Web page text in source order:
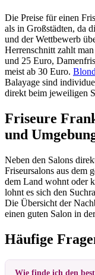
Die Preise für einen
als in Großstädten, da
und der Wettbewerb
Herrenschnitt zahlt
und 25 Euro,
meist ab 30 Euro.
Balayage sind
direkt beim jeweiligen
Friseure
und
Neben den Salons
Friseursalons aus dem
dem Land wohnt oder
lohnt es sich den
Die Übersicht der
einen guten Salon in
Häufige
Wie finde ich den